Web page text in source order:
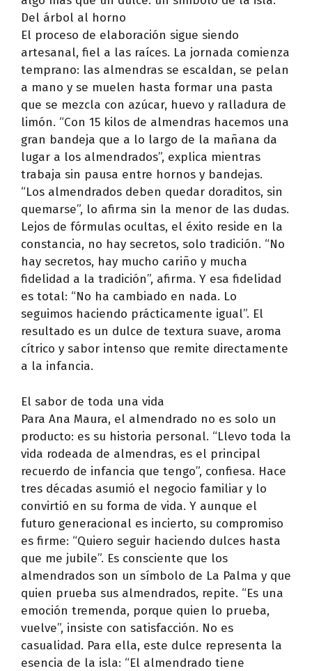
Del árbol al horno
El proceso de elaboración sigue siendo
artesanal, fiel a las raíces. La jornada comienza
temprano: las almendras se escaldan, se pelan
a mano y se muelen hasta formar una pasta
que se mezcla con azúcar, huevo y ralladura de
limón. “Con 15 kilos de almendras hacemos una
gran bandeja que a lo largo de la mañana da
lugar a los almendrados”, explica mientras
trabaja sin pausa entre hornos y bandejas.
“Los almendrados deben quedar doraditos, sin
quemarse”, lo afirma sin la menor de las dudas.
Lejos de fórmulas ocultas, el éxito reside en la
constancia, no hay secretos, solo tradición. “No
hay secretos, hay mucho cariño y mucha
fidelidad a la tradición”, afirma. Y esa fidelidad
es total: “No ha cambiado en nada. Lo
seguimos haciendo prácticamente igual”. El
resultado es un dulce de textura suave, aroma
cítrico y sabor intenso que remite directamente
a la infancia.
El sabor de toda una vida
Para Ana Maura, el almendrado no es solo un
producto: es su historia personal. “Llevo toda la
vida rodeada de almendras, es el principal
recuerdo de infancia que tengo”, confiesa. Hace
tres décadas asumió el negocio familiar y lo
convirtió en su forma de vida. Y aunque el
futuro generacional es incierto, su compromiso
es firme: “Quiero seguir haciendo dulces hasta
que me jubile”. Es consciente que los
almendrados son un símbolo de La Palma y que
quien prueba sus almendrados, repite. “Es una
emoción tremenda, porque quien lo prueba,
vuelve”, insiste con satisfacción. No es
casualidad. Para ella, este dulce representa la
esencia de la isla: “El almendrado tiene